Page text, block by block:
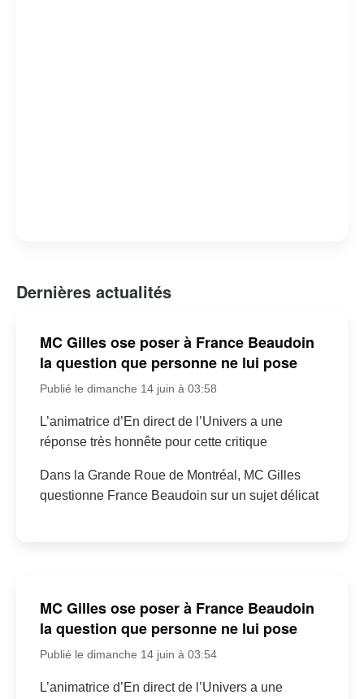
Dernières actualités
MC Gilles ose poser à France Beaudoin
la question que personne ne lui pose
Publié le dimanche 14 juin à 03:58
L’animatrice d’En direct de l’Univers a une
réponse très honnête pour cette critique
Dans la Grande Roue de Montréal, MC Gilles
questionne France Beaudoin sur un sujet délicat
MC Gilles ose poser à France Beaudoin
la question que personne ne lui pose
Publié le dimanche 14 juin à 03:54
L’animatrice d’En direct de l’Univers a une